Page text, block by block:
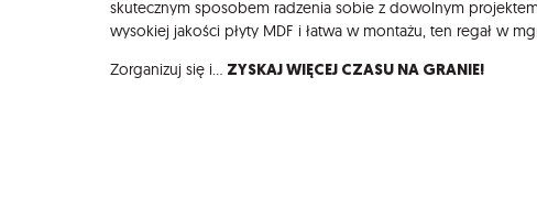
skutecznym sposobem radzenia sobie z dowolnym
wysokiej jakości płyty MDF i łatwa w montażu, ten regał w
Zorganizuj się i... ZYSKAJ WIĘCEJ CZASU NA GRANIE!